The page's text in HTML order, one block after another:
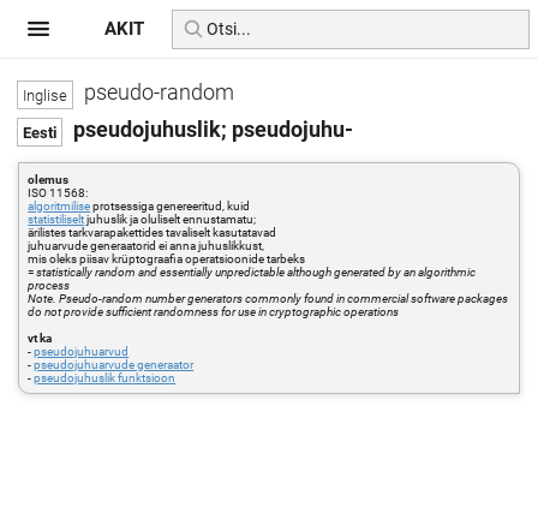
pseudo-random
pseudojuhuslik; pseudojuhu-
olemus
ISO 11568:
algoritmiliseprotsessiga genereeritud, kuid
statistiliseltjuhuslik ja oluliselt ennustamatu;
ärilistes tarkvarapakettides tavaliselt kasutatavad
juhuarvude generaatorid ei anna juhuslikkust,
mis oleks piisav krüptograafia operatsioonide tarbeks
=statistically random and essentially unpredictable although generated by an algorithmic
process
Note. Pseudo-random number generators commonly found in commercial software packages
do not provide sufficient randomness for use in cryptographic operations
vt ka
-pseudojuhuarvud
-pseudojuhuarvude generaator
-pseudojuhuslik funktsioon
AKIT